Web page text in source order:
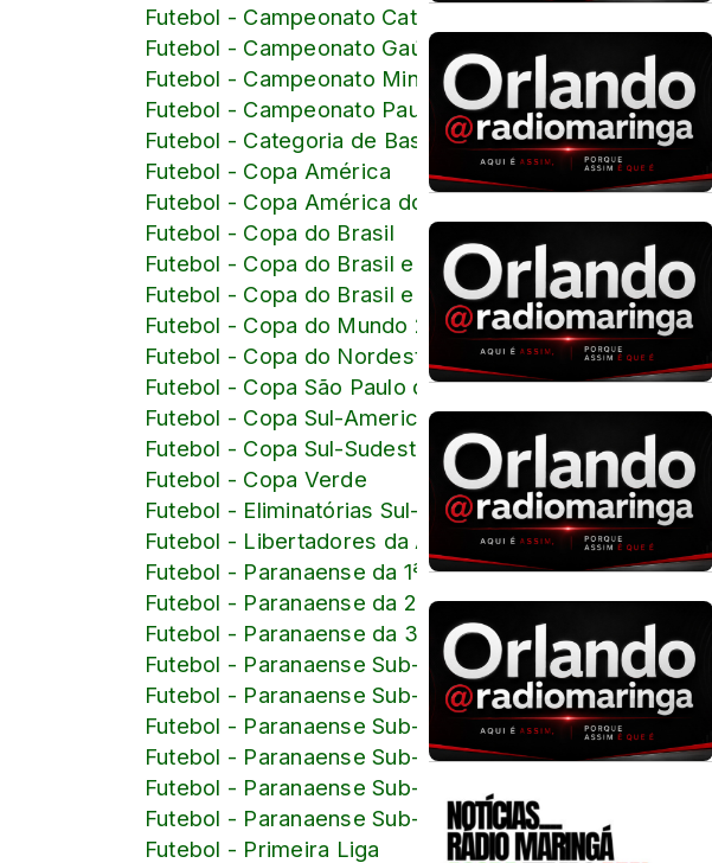
Futebol - Campeonato Catarinense
Futebol - Campeonato Gaúcho
Futebol - Campeonato Mineiro
Futebol - Campeonato Paulista
Futebol - Categoria de Base
Futebol - Copa América
Futebol - Copa América do Brasil
Futebol - Copa do Brasil
Futebol - Copa do Brasil e Brasileiro Sub-17
Futebol - Copa do Brasil e Brasileiro Sub-20
Futebol - Copa do Mundo 2026
Futebol - Copa do Nordeste
Futebol - Copa São Paulo de Juniores
Futebol - Copa Sul-Americana
Futebol - Copa Sul-Sudeste
Futebol - Copa Verde
Futebol - Eliminatórias Sul-Americanas
Futebol - Libertadores da América
Futebol - Paranaense da 1ª Divisão
Futebol - Paranaense da 2ª Divisão
Futebol - Paranaense da 3ª Divisão
Futebol - Paranaense Sub-15
Futebol - Paranaense Sub-16
Futebol - Paranaense Sub-17
Futebol - Paranaense Sub-18
Futebol - Paranaense Sub-19
Futebol - Paranaense Sub-20
Futebol - Primeira Liga